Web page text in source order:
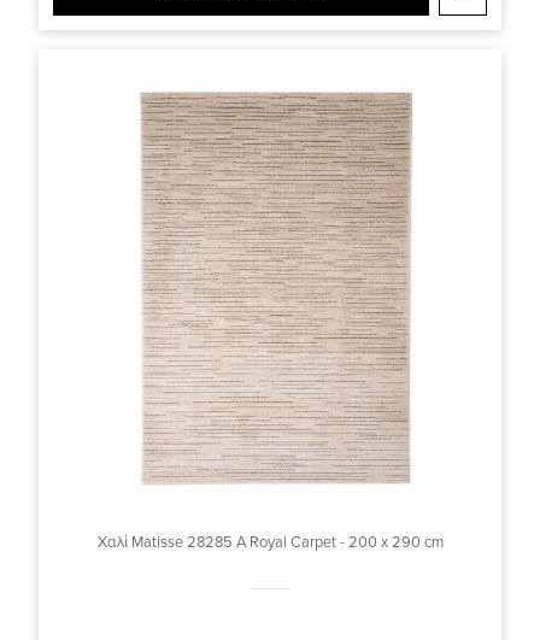
Χαλί Matisse 28285 A Royal Carpet - 200 x 290 cm